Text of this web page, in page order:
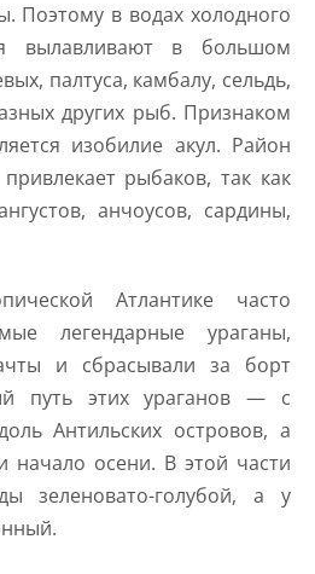
Поэтому в водах холодного
вылавливают в большом
палтуса, камбалу, сельдь,
других рыб. Признаком
изобилие акул. Район
рыбаков, так как
анчоусов, сардины,
Атлантике часто
легендарные ураганы,
и сбрасывали за борт
путь этих ураганов — с
Антильских островов, а
осени. В этой части
зеленовато-голубой, а у